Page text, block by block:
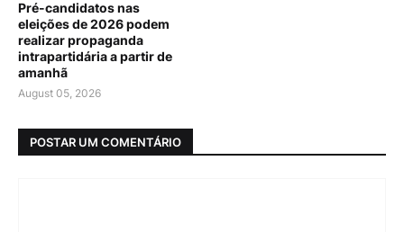
Pré-candidatos nas
eleições de 2026 podem
realizar propaganda
intrapartidária a partir de
amanhã
August 05, 2026
POSTAR UM COMENTÁRIO